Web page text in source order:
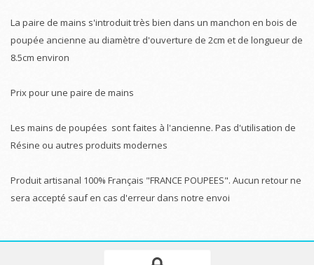
La paire de mains s'introduit très bien dans un manchon en bois de
poupée ancienne au diamètre d'ouverture de 2cm et de longueur de
8.5cm environ
Prix pour une paire de mains
Les mains de poupées sont faites à l'ancienne. Pas d'utilisation de
Résine ou autres produits modernes
Produit artisanal 100% Français "FRANCE POUPEES". Aucun retour ne
sera accepté sauf en cas d'erreur dans notre envoi